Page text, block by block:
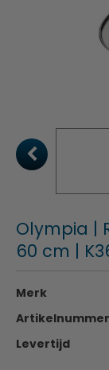
Olympia |
60 cm |
Merk
Artikelnummer
Levertijd